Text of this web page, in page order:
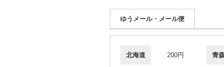
ゆうメール・メール便
北海道 200円 青